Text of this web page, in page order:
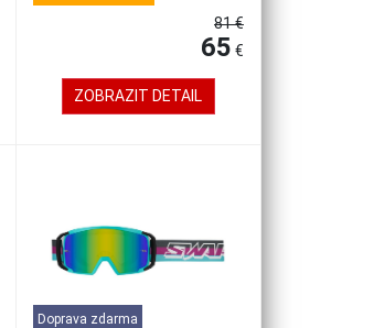
81 €
65 €
ZOBRAZIT DETAIL
Doprava zdarma